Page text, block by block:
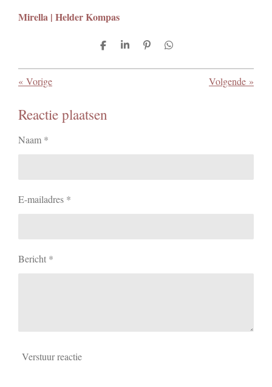
Mirella | Helder Kompas
D
l
S
a
P
n
D
l
« Vorige Volgende »
Reactie plaatsen
Naam *
E-mailadres *
Bericht *
Verstuur reactie